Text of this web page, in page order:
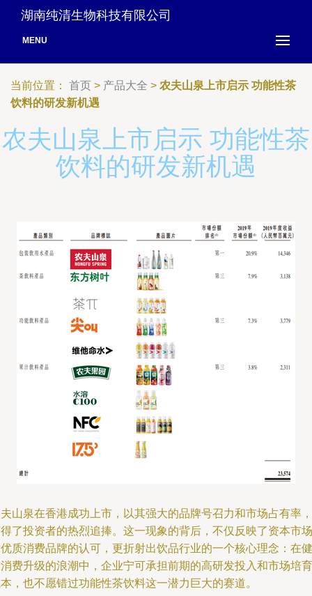
湖南纯清生物科技有限公司
MENU
当前位置： 首页 > 产品大全 > 农夫山泉上市启示 功能性茶
饮料的研发新机遇
农夫山泉上市启示 功能性茶
饮料的研发新机遇
山泉在香港成功上市，以其强大的品牌号召力和市场占有率，
了投资者的热烈追捧。这一现象的背后，不仅反映了资本市场
质消费品牌的认可，更折射出饮品行业的一个核心理念：在健
费升级的浪潮中，企业宁可承担前期的高研发投入和市场培育
，也不愿错过功能性茶饮料这一潜力巨大的赛道。